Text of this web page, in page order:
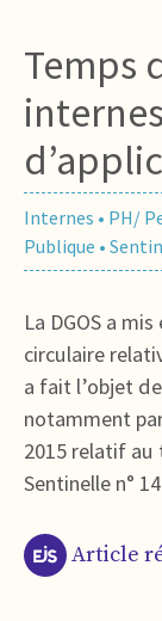
Temps
Internes • PH/
Publique •
La DGOS a
circulaire
a fait l’objet
notamment
2015 relatif au
Sentinelle n°
Article